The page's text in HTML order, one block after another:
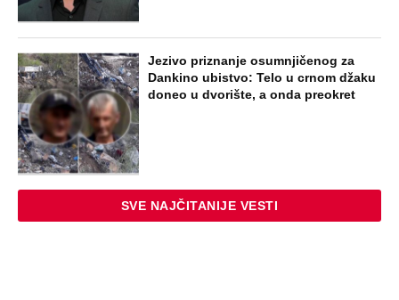
Jezivo priznanje osumnjičenog za
Dankino ubistvo: Telo u crnom džaku
doneo u dvorište, a onda preokret
SVE NAJČITANIJE VESTI